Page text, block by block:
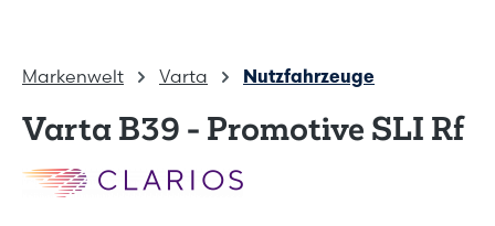
Markenwelt Varta Nutzfahrzeuge
Varta B39 - Promotive SLI Rf